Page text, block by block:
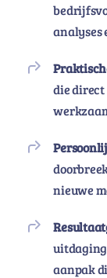
analyses
die
nieuwe
aanpak